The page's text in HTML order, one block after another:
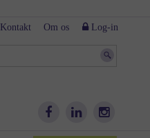
Kontakt Om os Log-in